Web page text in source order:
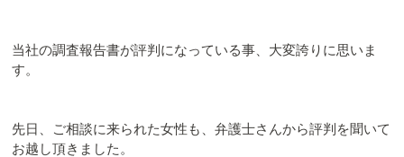
当社の調査報告書が評判になっている事、大変誇りに思いま
す。
先日、ご相談に来られた女性も、弁護士さんから評判を聞いて
お越し頂きました。